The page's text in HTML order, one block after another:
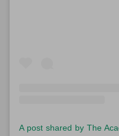
A post shared by The